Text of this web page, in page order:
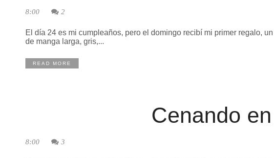
8:00 2
El día 24 es mi cumpleaños, pero el domingo recibí mi primer regalo,
de manga larga, gris,...
READ MORE
Cenando
8:00 3